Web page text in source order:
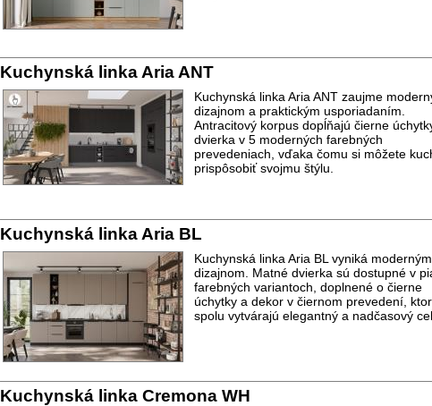
Kuchynská linka Aria ANT
Kuchynská linka Aria ANT zaujme
dizajnom a praktickým usporiadaním.
Antracitový korpus dopĺňajú čierne
dvierka v 5 moderných farebných
prevedeniach, vďaka čomu si môžete
prispôsobiť svojmu štýlu.
Kuchynská linka Aria BL
Kuchynská linka Aria BL vyniká moderným
dizajnom. Matné dvierka sú dostupné v
farebných variantoch, doplnené o čierne
úchytky a dekor v čiernom prevedení,
spolu vytvárajú elegantný a nadčasový
Kuchynská linka Cremona WH